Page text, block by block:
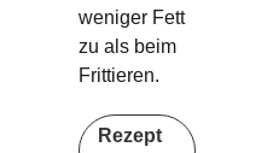
weniger Fett
zu als beim
Frittieren.
Rezept